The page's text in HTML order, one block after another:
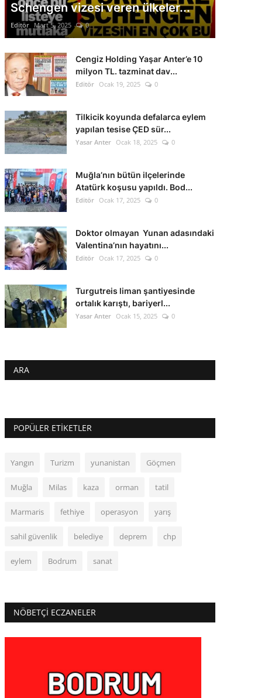
Schengen vizesi veren ülkeler...
Editör Mart 5, 2025 0
Cengiz Holding Yaşar Anter’e 10
milyon TL. tazminat dav...
Editör Ocak 19, 2025 0
Tilkicik koyunda defalarca eylem
yapılan tesise ÇED sür...
Yasar Anter Ocak 18, 2025 0
Muğla’nın bütün ilçelerinde
Atatürk koşusu yapıldı. Bod...
Editör Ocak 17, 2025 0
Doktor olmayan Yunan adasındaki
Valentina’nın hayatını...
Editör Ocak 17, 2025 0
Turgutreis liman şantiyesinde
ortalık karıştı, bariyerl...
Yasar Anter Ocak 15, 2025 0
ARA
POPÜLER ETIKETLER
Yangın Turizm yunanistan Göçmen
Muğla Milas kaza orman tatil
Marmaris fethiye operasyon yarış
sahil güvenlik belediye deprem chp
eylem Bodrum sanat
NÖBETÇI ECZANELER